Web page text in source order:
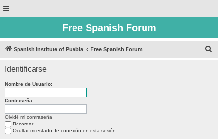
Free Spanish Forum
Spanish Institute of Puebla Free Spanish Forum
Identificarse
Nombre de Usuario:
Contraseña:
Olvidé mi contraseña
Recordar
Ocultar mi estado de conexión en esta sesión